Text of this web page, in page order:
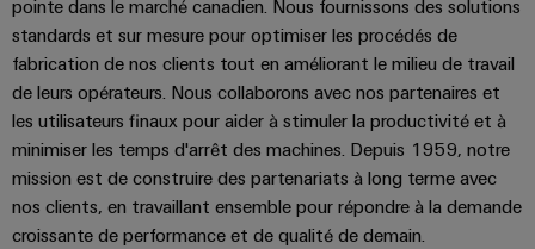
Fabricants
d'équipements
de
technique
de
raccordement
innovantes
pour
Weidmüller
Configurator
Solutions
Workplace
Systèmes
Modules
de
câblage
API
et
solutions
de
migration
Services
de
laboratoire
Support
Support
Nouvelles
locales
Actualité
de
l'entreprise
pointe dans le marché canadien. Nous fournissons des solutions
standards et sur mesure pour optimiser les procédés de
fabrication de nos clients tout en améliorant le milieu de travail
de leurs opérateurs. Nous collaborons avec nos partenaires et
les utilisateurs finaux pour aider à stimuler la productivité et à
minimiser les temps d'arrêt des machines. Depuis 1959, notre
mission est de construire des partenariats à long terme avec
nos clients, en travaillant ensemble pour répondre à la demande
croissante de performance et de qualité de demain.